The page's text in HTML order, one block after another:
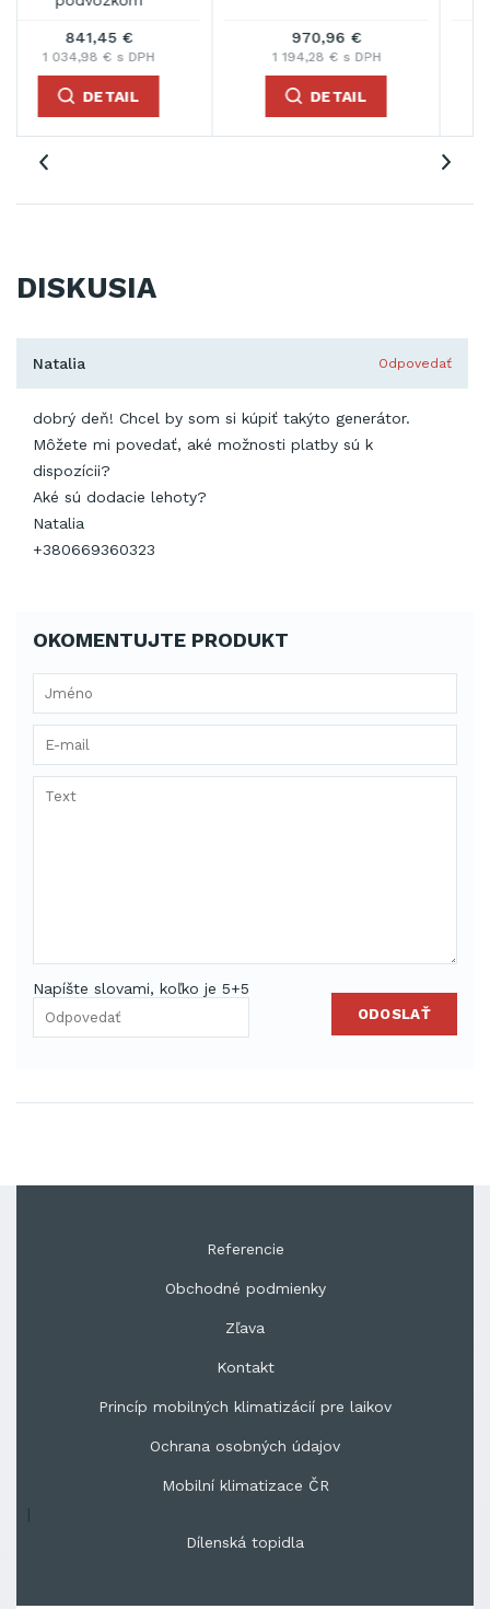
1 003,34 €
1 234,11 € s DPH
1 068,09 €
1 313,75 € s DPH
DISKUSIA
Natalia Odpovedať
dobrý deň! Chcel by som si kúpiť takýto generátor.
Môžete mi povedať, aké možnosti platby sú k
dispozícii?
Aké sú dodacie lehoty?
Natalia
+380669360323
OKOMENTUJTE PRODUKT
Napíšte slovami, koľko je 5+5
ODOSLAŤ
Referencie
Obchodné podmienky
Zľava
Kontakt
Princíp mobilných klimatizácií pre laikov
Ochrana osobných údajov
Mobilní klimatizace ČR
|
Dílenská topidla